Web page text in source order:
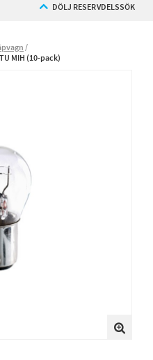
DÖLJ RESERVDELSSÖK
MIH (10-pack)